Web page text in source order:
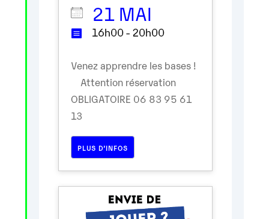
21 MAI
16h00 - 20h00
Venez apprendre les bases !
Attention réservation
OBLIGATOIRE 06 83 95 61
13
PLUS D’INFOS